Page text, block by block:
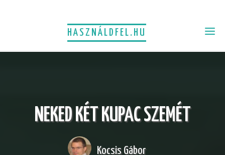
HASZNÁLDFEL.HU
NEKED KÉT KUPAC SZEMÉT
Kocsis Gábor